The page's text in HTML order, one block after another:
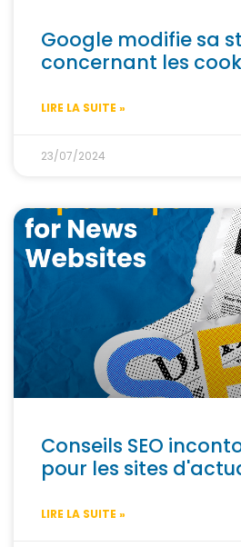
Google modifie sa
concernant les
LIRE LA SUITE »
23/07/2024
Conseils SEO
pour les sites
LIRE LA SUITE »